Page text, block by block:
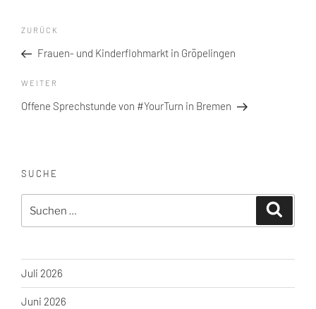
Beitragsnavigation
Vorheriger
Beitrag
ZURÜCK
Frauen- und Kinderflohmarkt in Gröpelingen
Nächster
Beitrag
WEITER
Offene Sprechstunde von #YourTurn in Bremen
SUCHE
nach:
Juli 2026
Juni 2026